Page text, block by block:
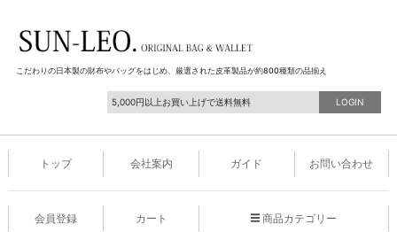
こだわりの日本製の財布やバッグをはじめ、厳選された皮革製品が約800種類の品揃え
5,000円以上お買い上げで送料無料 LOGIN
トップ 会社案内 ガイド お問い合わせ
会員登録 カート 商品カテゴリー